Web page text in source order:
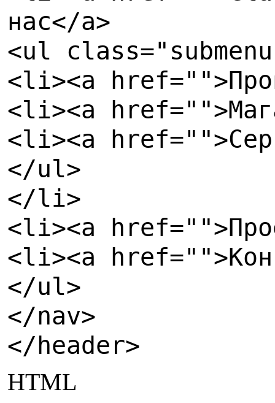
нас</a>
<ul
<li><a
<li><a
<li><a
</ul>
</li>
<li><a
<li><a
</ul>
</nav>
</header>
HTML